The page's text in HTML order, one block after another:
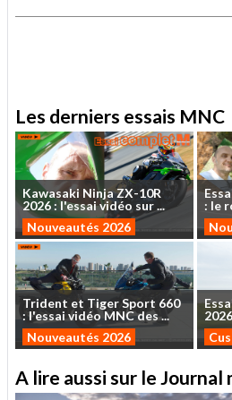
Les derniers essais MNC
Kawasaki NinjaZX-10R
2026: l'essaividéo sur...
Nouveautés 2026
: le
Trident et TigerSport 660
: l'essaividéo MNCdes...
Nouveautés 2026
2026
A lire aussi sur le